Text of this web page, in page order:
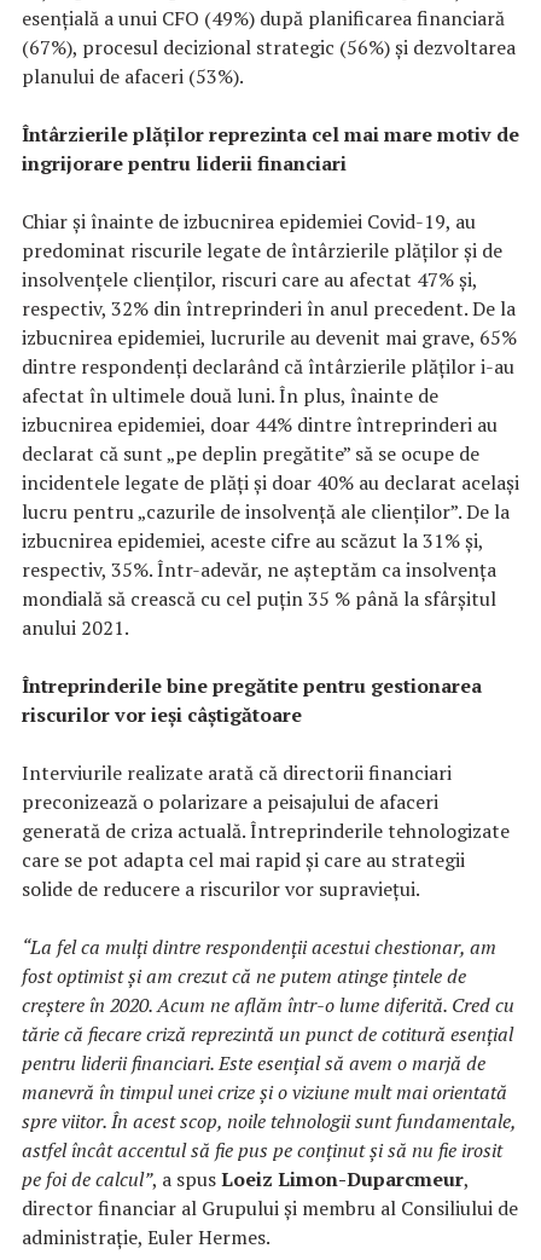
esențială a unui CFO (49%) după planificarea financiară
(67%), procesul decizional strategic (56%) și dezvoltarea
planului de afaceri (53%).
Întârzierile plăților reprezinta cel mai mare motiv de
ingrijorare pentru liderii financiari
Chiar și înainte de izbucnirea epidemiei Covid-19, au
predominat riscurile legate de întârzierile plăților și de
insolvențele clienților, riscuri care au afectat 47% și,
respectiv, 32% din întreprinderi în anul precedent. De la
izbucnirea epidemiei, lucrurile au devenit mai grave, 65%
dintre respondenți declarând că întârzierile plăților i-au
afectat în ultimele două luni. În plus, înainte de
izbucnirea epidemiei, doar 44% dintre întreprinderi au
declarat că sunt „pe deplin pregătite” să se ocupe de
incidentele legate de plăți și doar 40% au declarat același
lucru pentru „cazurile de insolvență ale clienților”. De la
izbucnirea epidemiei, aceste cifre au scăzut la 31% și,
respectiv, 35%. Într-adevăr, ne așteptăm ca insolvența
mondială să crească cu cel puțin 35 % până la sfârșitul
anului 2021.
Întreprinderile bine pregătite pentru gestionarea
riscurilor vor ieși câștigătoare
Interviurile realizate arată că directorii financiari
preconizează o polarizare a peisajului de afaceri
generată de criza actuală. Întreprinderile tehnologizate
care se pot adapta cel mai rapid și care au strategii
solide de reducere a riscurilor vor supraviețui.
“La fel ca mulți dintre respondenții acestui chestionar, am
fost optimist și am crezut că ne putem atinge țintele de
creștere în 2020. Acum ne aflăm într-o lume diferită. Cred cu
tărie că fiecare criză reprezintă un punct de cotitură esențial
pentru liderii financiari. Este esențial să avem o marjă de
manevră în timpul unei crize și o viziune mult mai orientată
spre viitor. În acest scop, noile tehnologii sunt fundamentale,
astfel încât accentul să fie pus pe conținut și să nu fie irosit
pe foi de calcul”, a spusLoeiz Limon-Duparcmeur,
director financiar al Grupului și membru al Consiliului de
administrație, Euler Hermes.